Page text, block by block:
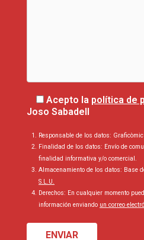
Acepto la política de
Joso Sabadell
Responsable de los datos: Graficòmic
Finalidad de los datos: Envío de
finalidad informativa y/o comercial.
Almacenamiento de los datos: Base
S.L.U.
Derechos: En cualquier momento
información enviando un correo